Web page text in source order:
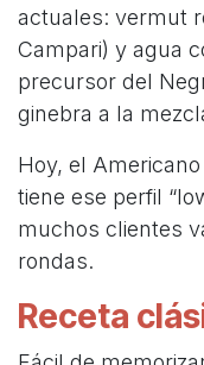
actuales: vermut
Campari) y agua
precursor del
ginebra a la
Hoy, el
tiene ese perfil
muchos clientes
rondas.
Receta